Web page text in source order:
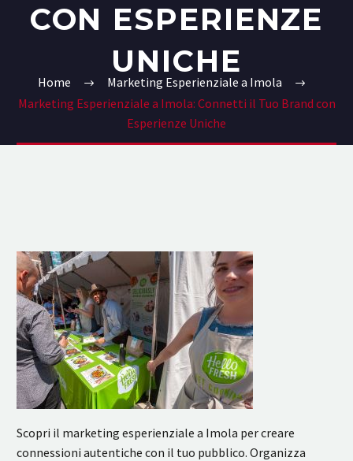
CON ESPERIENZE
UNICHE
Home
Marketing Esperienziale a Imola
Marketing Esperienziale a Imola: Connetti il Tuo Brand con
Esperienze Uniche
Scopri il marketing esperienziale a Imola per creare
connessioni autentiche con il tuo pubblico. Organizza